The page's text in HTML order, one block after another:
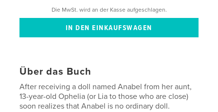
Die MwSt. wird an der Kasse aufgeschlagen.
Über das Buch
After receiving a doll named Anabel from her aunt,
13-year-old Ophelia (or Lia to those who are close)
soon realizes that Anabel is no ordinary doll.